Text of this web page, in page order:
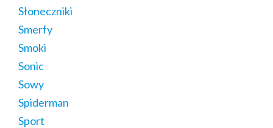
Słoneczniki
Smerfy
Smoki
Sonic
Sowy
Spiderman
Sport